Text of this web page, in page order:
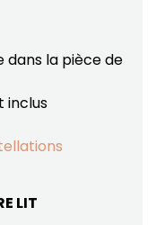
dans la pièce de
inclus
LIT